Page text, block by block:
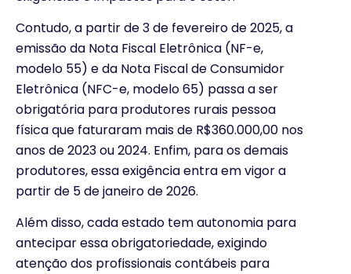
Contudo, a partir de 3 de fevereiro de 2025, a
emissão da Nota Fiscal Eletrônica (NF-e,
modelo 55) e da Nota Fiscal de Consumidor
Eletrônica (NFC-e, modelo 65) passa a ser
obrigatória para produtores rurais pessoa
física que faturaram mais de R$360.000,00 nos
anos de 2023 ou 2024. Enfim, para os demais
produtores, essa exigência entra em vigor a
partir de 5 de janeiro de 2026.
Além disso, cada estado tem autonomia para
antecipar essa obrigatoriedade, exigindo
atenção dos profissionais contábeis para